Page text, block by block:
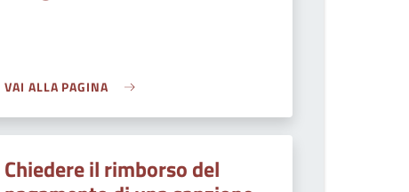
VAI ALLA PAGINA
Chiedere il rimborso del